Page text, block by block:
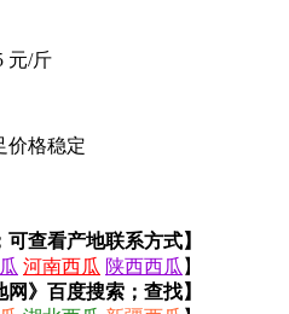
元/斤
价格稳定
查看产地联系方式】
河南西瓜 陕西西瓜 】
》百度搜索；查找】